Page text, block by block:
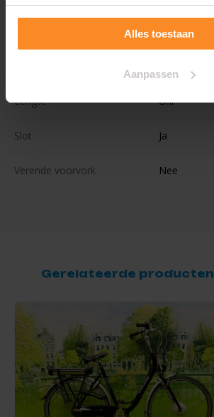
Alles toestaan
Aanpassen
Nee
Lengte Uni
Slot Ja
Verende voorvork Nee
Gerelateerde producten